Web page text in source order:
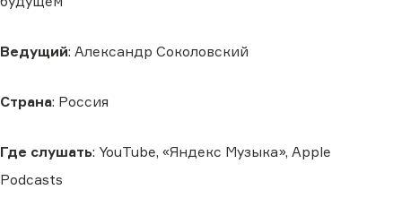
Ведущий: Александр Соколовский
Страна: Россия
Где слушать: YouTube, «Яндекс Музыка», Apple
Podcasts